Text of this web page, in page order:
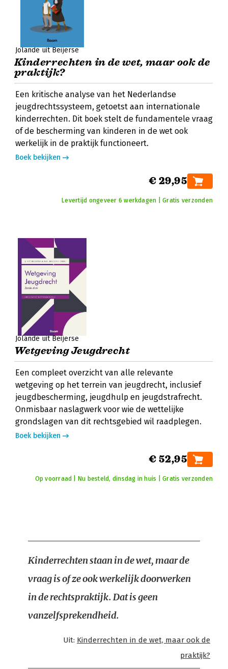
Jolande uit Beijerse
Kinderrechten in de wet, maar ook de
praktijk?
Een kritische analyse van het Nederlandse
jeugdrechtssysteem, getoetst aan internationale
kinderrechten. Dit boek stelt de fundamentele vraag
of de bescherming van kinderen in de wet ook
werkelijk in de praktijk functioneert.
Boek bekijken
€ 29,95
Levertijd ongeveer 6 werkdagen | Gratis verzonden
Jolande uit Beijerse
Wetgeving Jeugdrecht
Een compleet overzicht van alle relevante
wetgeving op het terrein van jeugdrecht, inclusief
jeugdbescherming, jeugdhulp en jeugdstrafrecht.
Onmisbaar naslagwerk voor wie de wettelijke
grondslagen van dit rechtsgebied wil raadplegen.
Boek bekijken
€ 52,95
Op voorraad | Nu besteld, dinsdag in huis | Gratis verzonden
Kinderrechten staan in de wet, maar de
vraag is of ze ook werkelijk doorwerken
in de rechtspraktijk. Dat is geen
vanzelfsprekendheid.
Uit: Kinderrechten in de wet, maar ook de
praktijk?